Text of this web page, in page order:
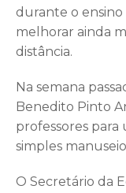
durante o ensino
melhorar ainda
distância.
Na semana
Benedito Pinto
professores para
simples
O Secretário da